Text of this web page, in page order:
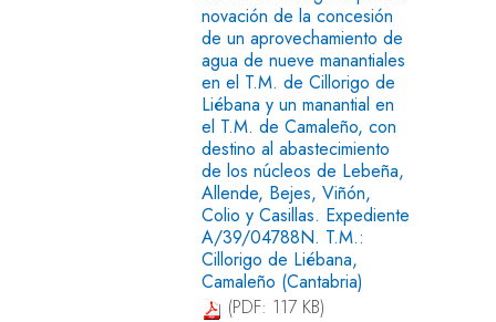
novación de la concesión
de un aprovechamiento de
agua de nueve manantiales
en el T.M. de Cillorigo de
Liébana y un manantial en
el T.M. de Camaleño, con
destino al abastecimiento
de los núcleos de Lebeña,
Allende, Bejes, Viñón,
Colio y Casillas. Expediente
A/39/04788N. T.M.:
Cillorigo de Liébana,
Camaleño (Cantabria)
(PDF: 117 KB)